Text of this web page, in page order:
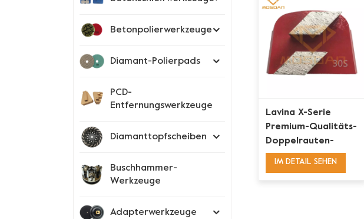
Lavina X-Serie
Premium-Qualitäts-
Doppelrauten-
Diamant-
IM DETAIL SEHEN
Betonpolierwerkzeuge
Diamant-Polierpads
PCD-
Entfernungswerkzeuge
Diamanttopfscheiben
Buschhammer-
Werkzeuge
Adapterwerkzeuge